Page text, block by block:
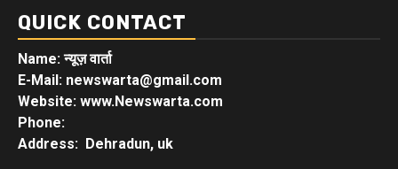
QUICK CONTACT
Name: न्यूज़ वार्ता
E-Mail: newswarta@gmail.com
Website: www.Newswarta.com
Phone:
Address: Dehradun, uk